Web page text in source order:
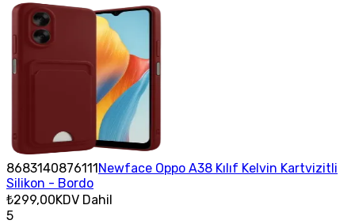
8683140876111Newface Oppo A38 Kılıf Kelvin Kartvizitli
Silikon - Bordo
₺299,00KDV Dahil
5